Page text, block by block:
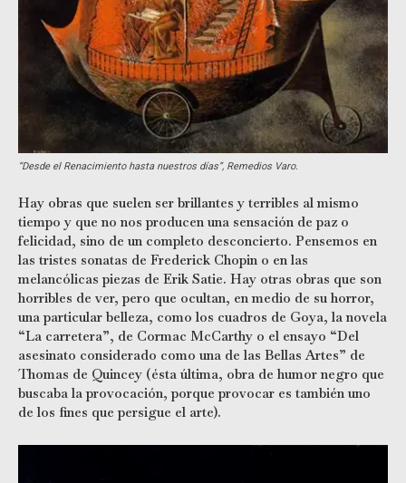
“Desde el Renacimiento hasta nuestros días”, Remedios Varo.
Hay obras que suelen ser brillantes y terribles al mismo
tiempo y que no nos producen una sensación de paz o
felicidad, sino de un completo desconcierto. Pensemos en
las tristes sonatas de Frederick Chopin o en las
melancólicas piezas de Erik Satie. Hay otras obras que son
horribles de ver, pero que ocultan, en medio de su horror,
una particular belleza, como los cuadros de Goya, la novela
“La carretera”, de Cormac McCarthy o el ensayo “Del
asesinato considerado como una de las Bellas Artes” de
Thomas de Quincey (ésta última, obra de humor negro que
buscaba la provocación, porque provocar es también uno
de los fines que persigue el arte).